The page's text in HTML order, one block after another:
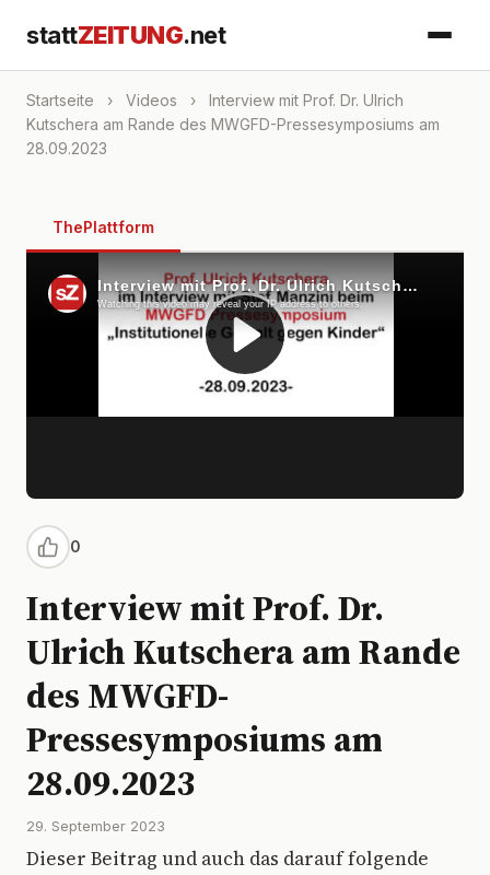
stattZEITUNG.net
Startseite › Videos ›
Interview mit Prof. Dr. Ulrich
Kutschera am Rande des MWGFD-Pressesymposiums am
28.09.2023
ThePlattform
0
Interview mit Prof. Dr.
Ulrich Kutschera am Rande
des MWGFD-
Pressesymposiums am
28.09.2023
29. September 2023
Dieser Beitrag und auch das darauf folgende